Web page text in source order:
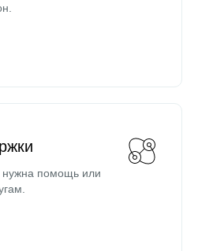
помощь или